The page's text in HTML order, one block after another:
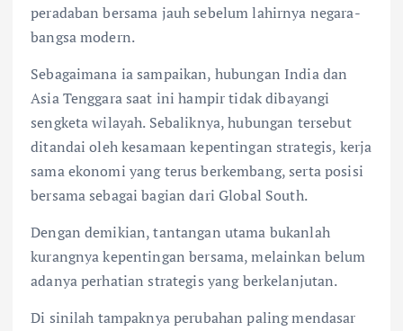
peradaban bersama jauh sebelum lahirnya negara-
bangsa modern.
Sebagaimana ia sampaikan, hubungan India dan
Asia Tenggara saat ini hampir tidak dibayangi
sengketa wilayah. Sebaliknya, hubungan tersebut
ditandai oleh kesamaan kepentingan strategis, kerja
sama ekonomi yang terus berkembang, serta posisi
bersama sebagai bagian dari Global South.
Dengan demikian, tantangan utama bukanlah
kurangnya kepentingan bersama, melainkan belum
adanya perhatian strategis yang berkelanjutan.
Di sinilah tampaknya perubahan paling mendasar